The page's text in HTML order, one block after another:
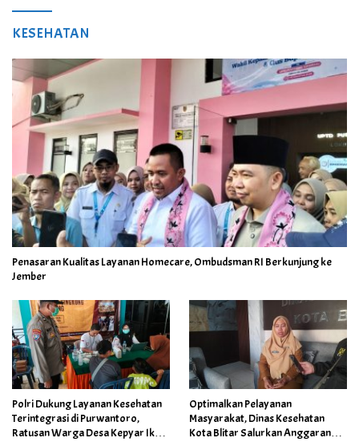
KESEHATAN
Penasaran Kualitas Layanan Homecare, Ombudsman RI Berkunjung ke
Jember
Polri Dukung Layanan Kesehatan
Terintegrasi di Purwantoro,
Ratusan Warga Desa Kepyar Ikuti
Optimalkan Pelayanan
Masyarakat, Dinas Kesehatan
Kota Blitar Salurkan Anggaran